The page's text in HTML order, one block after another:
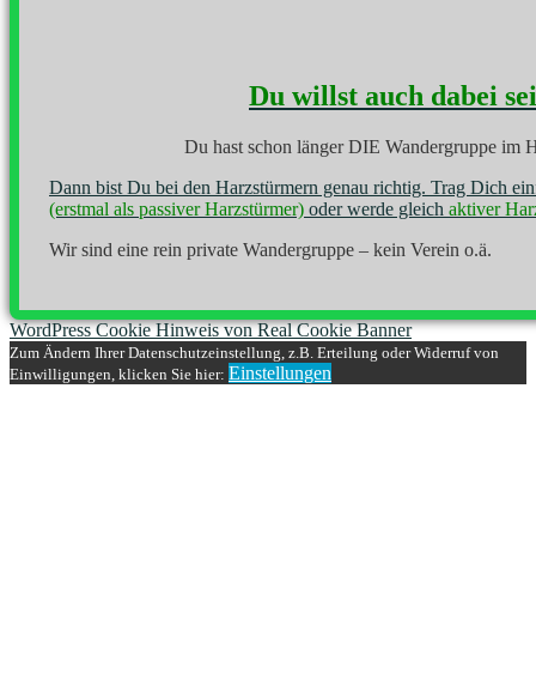
Du willst auch dabei
Du hast schon länger DIE Wandergruppe im
Dann bist Du bei den Harzstürmern genau richtig. Trag Dich
(erstmal als passiver Harzstürmer) oder werde gleich aktiver
Wir sind eine rein private Wandergruppe – kein Verein o.ä.
WordPress Cookie Hinweis von Real Cookie Banner
Zum Ändern Ihrer Datenschutzeinstellung, z.B. Erteilung oder Widerruf von
Einwilligungen, klicken Sie hier: Einstellungen